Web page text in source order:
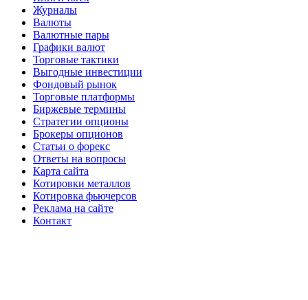
Журналы
Валюты
Валютные пары
Графики валют
Торговые тактики
Выгодные инвестиции
Фондовый рынок
Торговые платформы
Биржевые термины
Стратегии опционы
Брокеры опционов
Статьи о форекс
Ответы на вопросы
Карта сайта
Котировки металлов
Котировка фьючерсов
Реклама на сайте
Контакт